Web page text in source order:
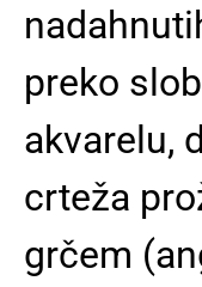
preko
akvarelu,
crteža
grčem